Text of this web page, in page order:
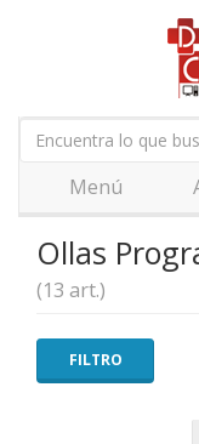
Menú
Ollas
(13 art.)
FILTRO